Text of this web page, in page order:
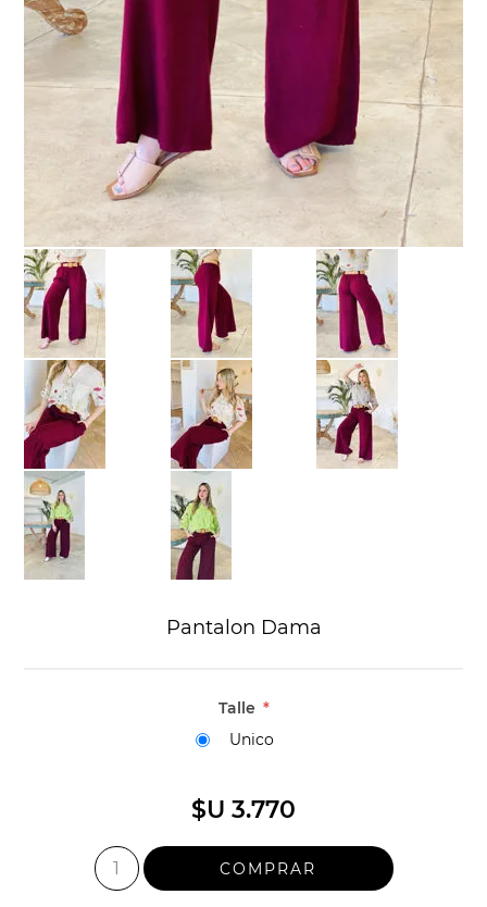
Pantalon Dama
Talle *
Unico
$U 3.770